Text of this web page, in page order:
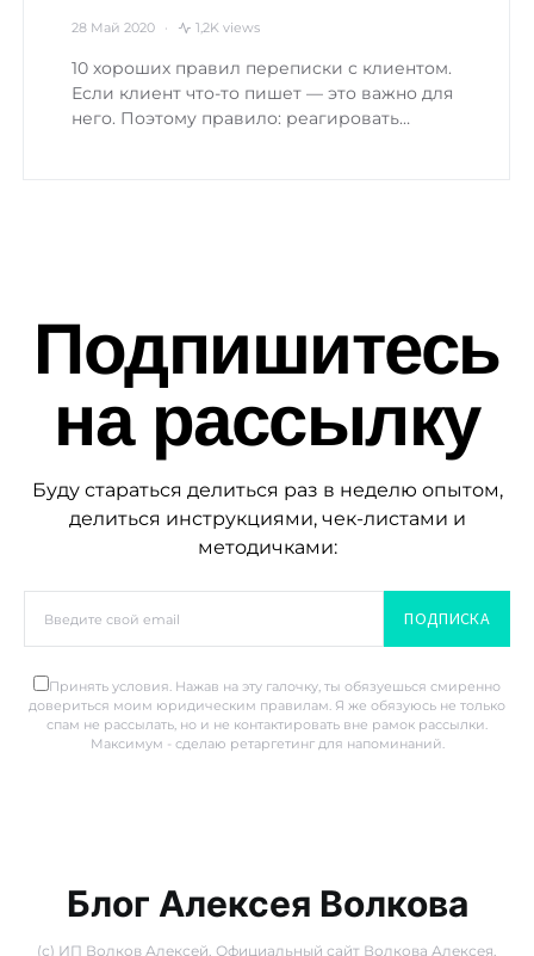
28 Май 2020 1,2K views
10 хороших правил переписки с клиентом.
Если клиент что-то пишет — это важно для
него. Поэтому правило: реагировать…
Подпишитесь
на рассылку
Буду стараться делиться раз в неделю опытом,
делиться инструкциями, чек-листами и
методичками:
ПОДПИСКА
Принять условия. Нажав на эту галочку, ты обязуешься смиренно
довериться моим юридическим правилам. Я же обязуюсь не только
спам не рассылать, но и не контактировать вне рамок рассылки.
Максимум - сделаю ретаргетинг для напоминаний.
Блог Алексея Волкова
(с) ИП Волков Алексей. Официальный сайт Волкова Алексея.